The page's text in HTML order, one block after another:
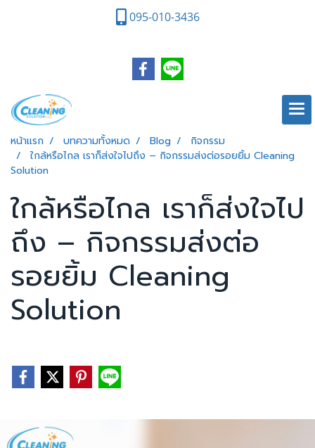
095-010-3436
หน้าแรก บทความทั้งหมด Blog
กิจกรรม
ใกล้หรือไกล เราก็ส่งใจไปถึง – กิจกรรมส่งต่อรอยยิ้ม Cleaning
Solution
ใกล้หรือไกล เราก็ส่งใจไป
ถึง – กิจกรรมส่งต่อ
รอยยิ้ม Cleaning
Solution